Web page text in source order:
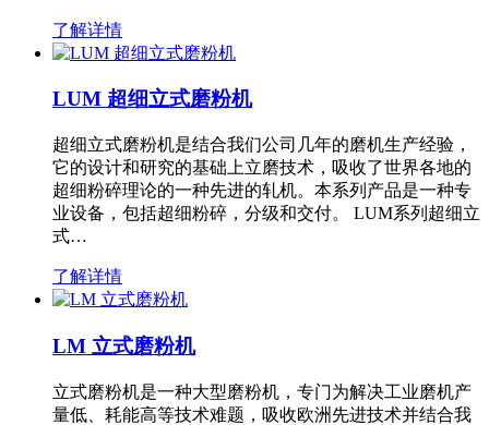
了解详情
LUM 超细立式磨粉机
超细立式磨粉机是结合我们公司几年的磨机生产经验，
它的设计和研究的基础上立磨技术，吸收了世界各地的
超细粉碎理论的一种先进的轧机。本系列产品是一种专
业设备，包括超细粉碎，分级和交付。 LUM系列超细立
式…
了解详情
LM 立式磨粉机
立式磨粉机是一种大型磨粉机，专门为解决工业磨机产
量低、耗能高等技术难题，吸收欧洲先进技术并结合我